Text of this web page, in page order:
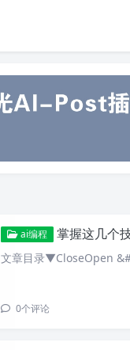
ai编程 掌握这几个技
文章目录▼CloseOpen
0个评论